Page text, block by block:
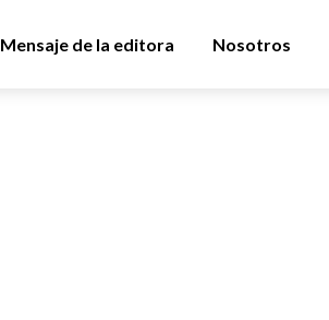
Mensaje de la editora Nosotros